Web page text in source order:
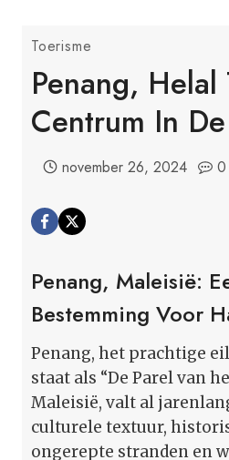
Toerisme
Penang, Helal
Centrum In
november 26, 2024 0
Penang, Maleisië:
Bestemming Voor
Penang, het prachtige
staat als “De Parel van
Maleisië, valt al
culturele textuur,
ongerepte stranden en